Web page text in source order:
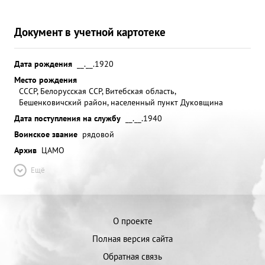
работы по-гвардейски мужественно продолжжал
работу во время многократных налетов
акончила свою с задание по постройке моста, чем
обе лечила до фочное окончани всего моста
через реку Висла. христ ствую о присвоении
гвардии капитану ВЫСОГОРЕЦ М.А. знанивается
Документ в учетной картотеке
Дата рождения
__.__.1920
Место рождения
СССР, Белорусская ССР, Витебская область,
Бешенковичский район, населенный пункт Дуковщина
Дата поступления на службу
__.__.1940
Воинское звание рядовой
Архив ЦАМО
Ещё
О проекте
Полная версия сайта
Обратная связь